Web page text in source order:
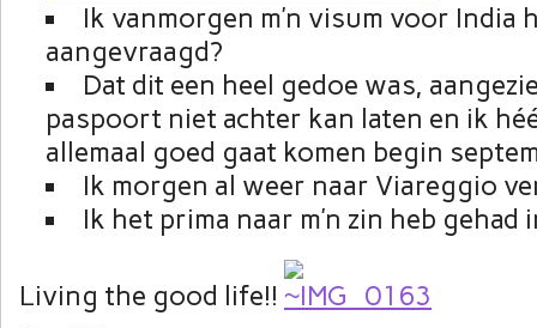
Ik vanmorgen m’n visum voor India
aangevraagd?
Dat dit een heel gedoe was,
paspoort niet achter kan laten en ik
allemaal goed gaat komen begin
Ik morgen al weer naar Viareggio
Ik het prima naar m’n zin heb gehad
Living the good life!!